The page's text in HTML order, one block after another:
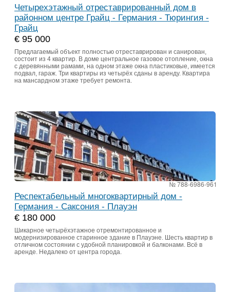
Четырехэтажный отреставрированный дом в
районном центре Грайц - Германия - Тюрингия -
Грайц
€ 95 000
Предлагаемый объект полностью отреставрирован и санирован,
состоит из 4 квартир. В доме центральное газовое отопление, окна
с деревянными рамами, на одном этаже окна пластиковые, имеется
подвал, гараж. Три квартиры из четырёх сданы в аренду. Квартира
на мансардном этаже требует ремонта.
№ 788-6986-961
Респектабельный многоквартирный дом -
Германия - Саксония - Плауэн
€ 180 000
Шикарное четырёхэтажное отремонтированное и
модернизированное старинное здание в Плауэне. Шесть квартир в
отличном состоянии с удобной планировкой и балконами. Всё в
аренде. Недалеко от центра города.